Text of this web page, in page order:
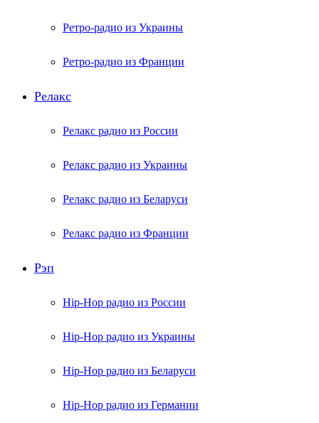
Ретро-радио из Украины
Ретро-радио из Франции
Релакс
Релакс радио из России
Релакс радио из Украины
Релакс радио из Беларуси
Релакс радио из Франции
Рэп
Hip-Hop радио из России
Hip-Hop радио из Украины
Hip-Hop радио из Беларуси
Hip-Hop радио из Германии